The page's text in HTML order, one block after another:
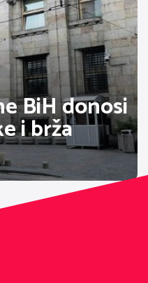
BiH donosi
i brža